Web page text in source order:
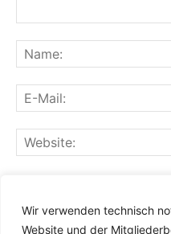
Wir verwenden technisch
Website und der
Browser.